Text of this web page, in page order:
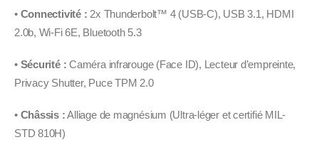
• Connectivité : 2x Thunderbolt™ 4 (USB-C), USB 3.1, HDMI
2.0b, Wi-Fi 6E, Bluetooth 5.3
• Sécurité : Caméra infrarouge (Face ID), Lecteur d’empreinte,
Privacy Shutter, Puce TPM 2.0
• Châssis :Alliage de magnésium (Ultra-léger et certifié MIL-
STD 810H)